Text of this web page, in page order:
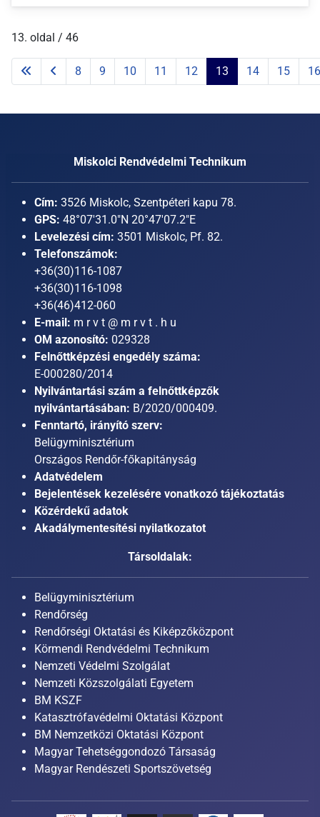
13. oldal / 46
8 9 10 11 12 13 14 15 16
Miskolci Rendvédelmi Technikum
Cím: 3526 Miskolc, Szentpéteri kapu 78.
GPS: 48°07'31.0"N 20°47'07.2"E
Levelezési cím: 3501 Miskolc, Pf. 82.
Telefonszámok:
+36(30)116-1087
+36(30)116-1098
+36(46)412-060
E-mail: m r v t @ m r v t . h u
OM azonosító: 029328
Felnőttképzési engedély száma:
E-000280/2014
Nyilvántartási szám a felnőttképzők
nyilvántartásában: B/2020/000409.
Fenntartó, irányító szerv:
Belügyminisztérium
Országos Rendőr-főkapitányság
Adatvédelem
Bejelentések kezelésére vonatkozó tájékoztatás
Közérdekű adatok
Akadálymentesítési nyilatkozatot
Társoldalak:
Belügyminisztérium
Rendőrség
Rendőrségi Oktatási és Kiképzőközpont
Körmendi Rendvédelmi Technikum
Nemzeti Védelmi Szolgálat
Nemzeti Közszolgálati Egyetem
BM KSZF
Katasztrófavédelmi Oktatási Központ
BM Nemzetközi Oktatási Központ
Magyar Tehetséggondozó Társaság
Magyar Rendészeti Sportszövetség